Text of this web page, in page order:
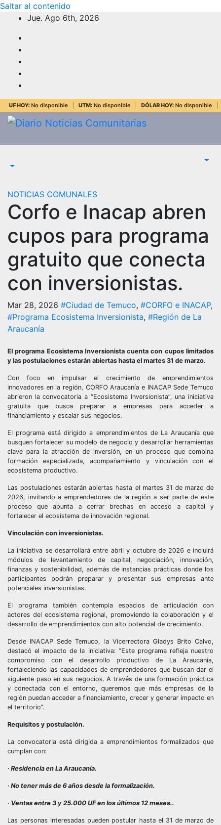
Saltar al contenido
Jue. Ago 6th, 2026
UF HOY: No disponible UTM: No disponible DÓLAR HOY: No disponible
NOTICIAS COMUNALES
Corfo e Inacap abren
cupos para programa
gratuito que conecta
con inversionistas.
Mar 28, 2026 #Ciudad de Temuco, #CORFO e INACAP,
#Programa Ecosistema Inversionista, #Región de La
Araucanía
El programa Ecosistema Inversionista cuenta con cupos limitados
y las postulaciones estarán abiertas hasta el martes 31 de marzo.
Con foco en impulsar el crecimiento de emprendimientos
innovadores en la región, CORFO Araucanía e INACAP Sede Temuco
abrieron la convocatoria a “Ecosistema Inversionista”, una iniciativa
gratuita que busca preparar a empresas para acceder a
financiamiento y escalar sus negocios.
El programa está dirigido a emprendimientos de La Araucanía que
busquen fortalecer su modelo de negocio y desarrollar herramientas
clave para la atracción de inversión, en un proceso que combina
formación especializada, acompañamiento y vinculación con el
ecosistema productivo.
Las postulaciones estarán abiertas hasta el martes 31 de marzo de
2026, invitando a emprendedores de la región a ser parte de este
proceso que apunta a cerrar brechas en acceso a capital y
fortalecer el ecosistema de innovación regional.
Vinculación con inversionistas.
La iniciativa se desarrollará entre abril y octubre de 2026 e incluirá
módulos de levantamiento de capital, negociación, innovación,
finanzas y sostenibilidad, además de instancias prácticas donde los
participantes podrán preparar y presentar sus empresas ante
potenciales inversionistas.
El programa también contempla espacios de articulación con
actores del ecosistema regional, promoviendo la colaboración y el
desarrollo de emprendimientos con alto potencial de crecimiento.
Desde INACAP Sede Temuco, la Vicerrectora Gladys Brito Calvo,
destacó el impacto de la iniciativa: “Este programa refleja nuestro
compromiso con el desarrollo productivo de La Araucanía,
fortaleciendo las capacidades de emprendedores que buscan dar el
siguiente paso en sus negocios. A través de una formación práctica
y conectada con el entorno, queremos que más empresas de la
región puedan acceder a financiamiento, crecer y generar impacto en
el territorio”.
Requisitos y postulación.
La convocatoria está dirigida a emprendimientos formalizados que
cumplan con:
· Residencia en La Araucanía.
· No tener más de 6 años desde la formalización.
· Ventas entre 3 y 25.000 UF en los últimos 12 meses..
Las personas interesadas pueden postular hasta el 31 de marzo de